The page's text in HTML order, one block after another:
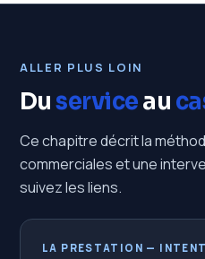
ALLER PLUS LOIN
Duserviceau
Ce chapitre décrit la
commerciales et une
suivez les liens.
LA PRESTATION —